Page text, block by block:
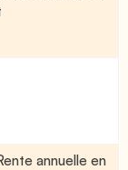
annuelle en